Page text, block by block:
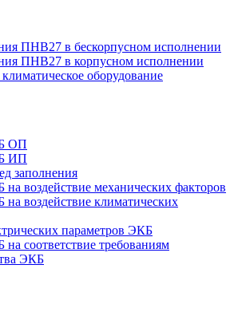
ПНВ27 в бескорпусном исполнении
ПНВ27 в корпусном исполнении
оборудование
ОП
ИП
заполнения
воздействие механических факторов
воздействие климатических
параметров ЭКБ
соответствие требованиям
ЭКБ